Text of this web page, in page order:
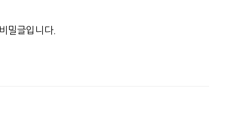
비밀글입니다.